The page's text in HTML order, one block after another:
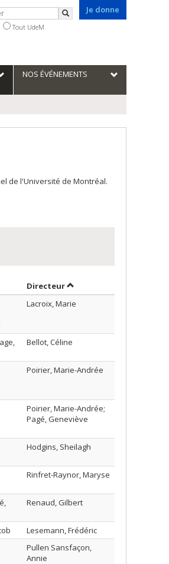
Je donne
Rechercher
Tout UdeM
NOS ÉVÉNEMENTS
de l'Université de Montréal.
par auteur en ordre décroissant
Directeurpar contributeur en
Lacroix, Marie
Bellot, Céline
Poirier, Marie-Andrée
Poirier, Marie-Andrée;
Pagé, Geneviève
Hodgins, Sheilagh
Rinfret-Raynor, Maryse
Renaud, Gilbert
Lesemann, Frédéric
Pullen Sansfaçon,
Annie